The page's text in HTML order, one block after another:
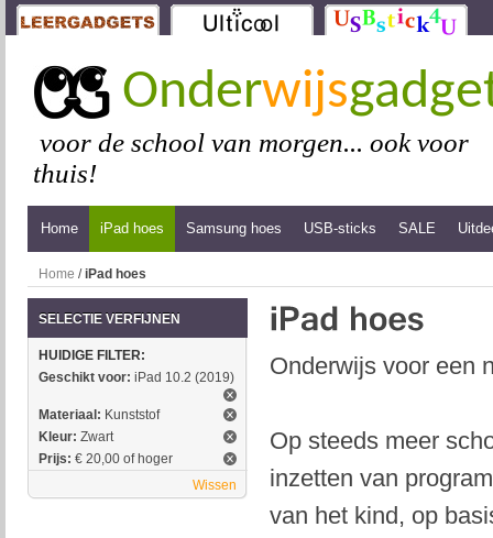
Onderwijs
voor de school van morgen... ook voor
thuis!
Home iPad hoes Samsung hoes USB-sticks SALE
Home /iPad hoes
Onderwijs voor een
Op steeds meer
inzetten van
van het kind, op
SELECTIE VERFIJNEN
HUIDIGE FILTER:
Geschikt voor: iPad 10.2 (2019)
Materiaal: Kunststof
Kleur: Zwart
Prijs: € 20,00 of hoger
Wissen